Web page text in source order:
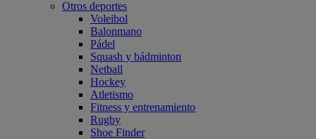
Otros deportes
Voleibol
Balonmano
Pádel
Squash y bádminton
Netball
Hockey
Atletismo
Fitness y entrenamiento
Rugby
Shoe Finder